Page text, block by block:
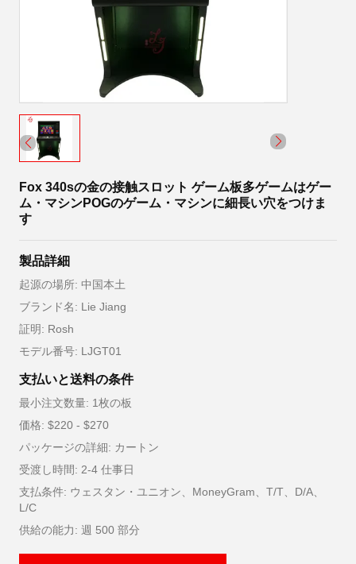
Fox 340sの金の接触スロット ゲーム板多ゲームはゲー
ム・マシンPOGのゲーム・マシンに細長い穴をつけま
す
製品詳細
起源の場所: 中国本土
ブランド名: Lie Jiang
証明: Rosh
モデル番号: LJGT01
支払いと送料の条件
最小注文数量: 1枚の板
価格: $220 - $270
パッケージの詳細: カートン
受渡し時間: 2-4 仕事日
支払条件: ウェスタン・ユニオン、MoneyGram、T/T、D/A、
L/C
供給の能力: 週 500 部分